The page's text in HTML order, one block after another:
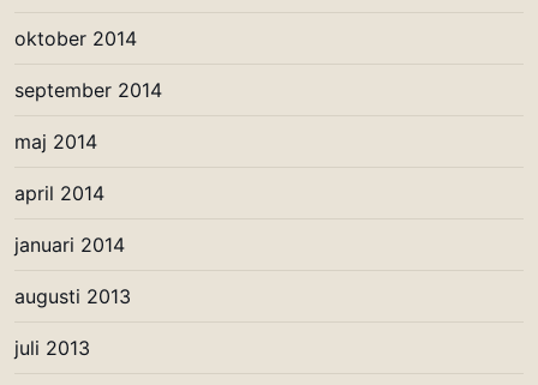
oktober 2014
september 2014
maj 2014
april 2014
januari 2014
augusti 2013
juli 2013